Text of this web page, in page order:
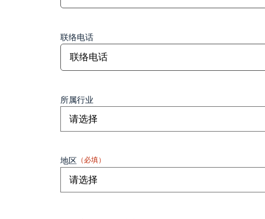
联络电话
所属行业
地区 （必填）